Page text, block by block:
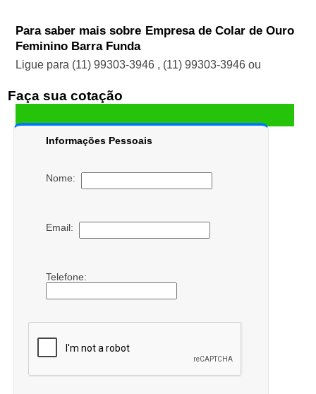
Para saber mais sobre Empresa de Colar de Ouro
Feminino Barra Funda
Ligue para (11) 99303-3946 , (11) 99303-3946 ou
Faça sua cotação
Informações Pessoais
Nome:
Email:
Telefone: